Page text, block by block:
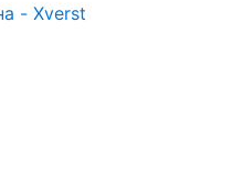
- Xverst